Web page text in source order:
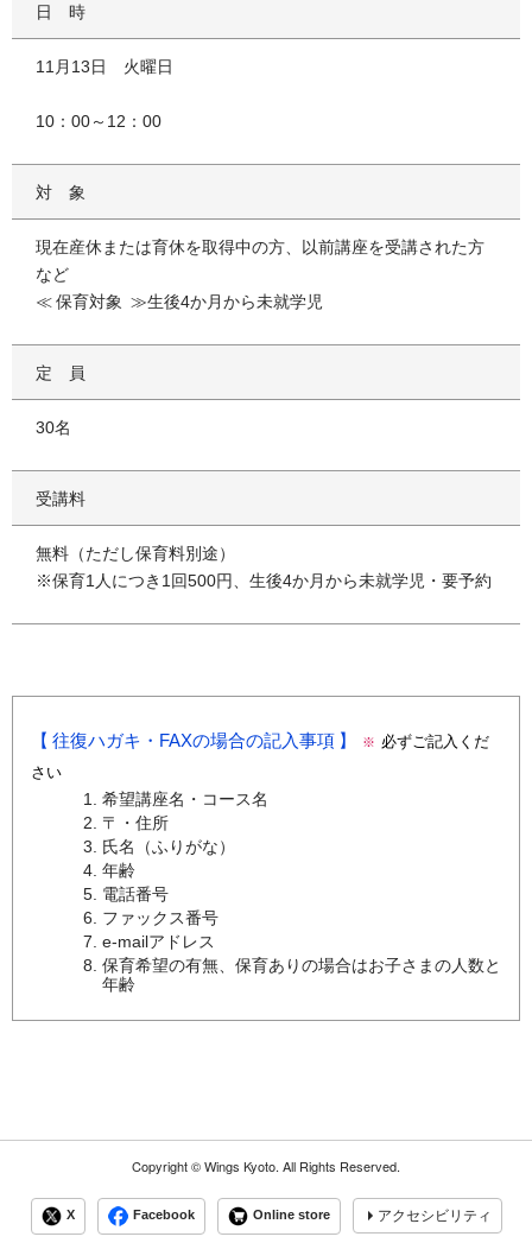
日時
11月13日 火曜日
10：00～12：00
対象
現在産休または育休を取得中の方、以前講座を受講された方
など
保育対象
生後4か月から未就学児
定員
30名
受講料
無料（ただし保育料別途）
※保育1人につき1回500円、生後4か月から未就学児・要予約
往復ハガキ・FAXの場合の記入事項 ※ 必ずご記入くだ
さい
希望講座名・コース名
〒・住所
氏名（ふりがな）
年齢
電話番号
ファックス番号
e-mailアドレス
保育希望の有無、保育ありの場合はお子さまの人数と
年齢
Copyright ©Wings Kyoto. All Rights Reserved.
X Facebook Online store アクセシビリティ